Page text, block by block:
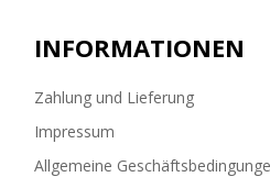
INFORMATIONEN
Zahlung und Lieferung
Impressum
Allgemeine